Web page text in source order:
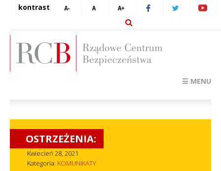
kontrast
☰ MENU
OSTRZEŻENIA:
Kwiecień 28, 2021
Kategoria: KOMUNIKATY